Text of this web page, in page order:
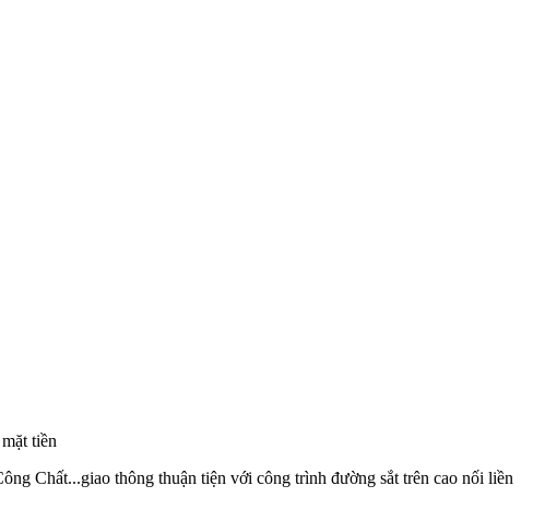
tiền
Chất...giao thông thuận tiện với công trình đường sắt trên cao nối liền